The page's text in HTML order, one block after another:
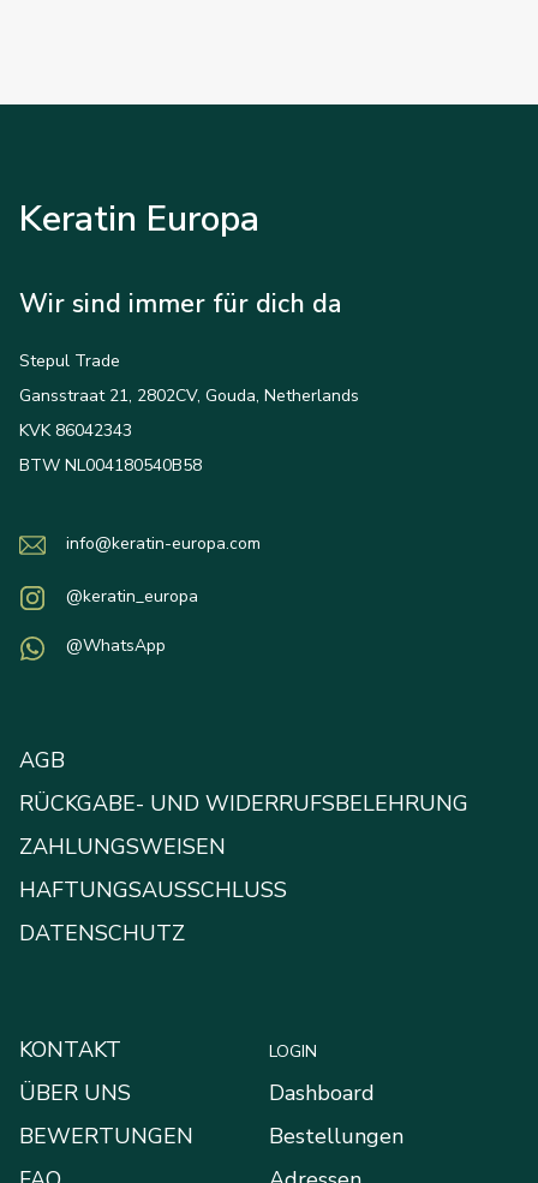
Keratin Europa
Wir sind immer für dich da
Stepul Trade
Gansstraat 21, 2802CV, Gouda, Netherlands
KVK 86042343
BTW NL004180540B58
info@keratin-europa.com
@keratin_europa
@WhatsApp
AGB
RÜCKGABE- UND WIDERRUFSBELEHRUNG
ZAHLUNGSWEISEN
HAFTUNGSAUSSCHLUSS
DATENSCHUTZ
KONTAKT
ÜBER UNS
BEWERTUNGEN
LOGIN
Dashboard
Bestellungen